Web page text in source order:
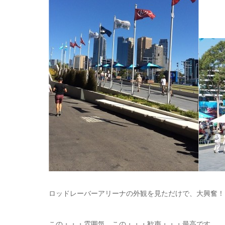
ロッドレーバーアリーナの外観を見ただけで、大興奮